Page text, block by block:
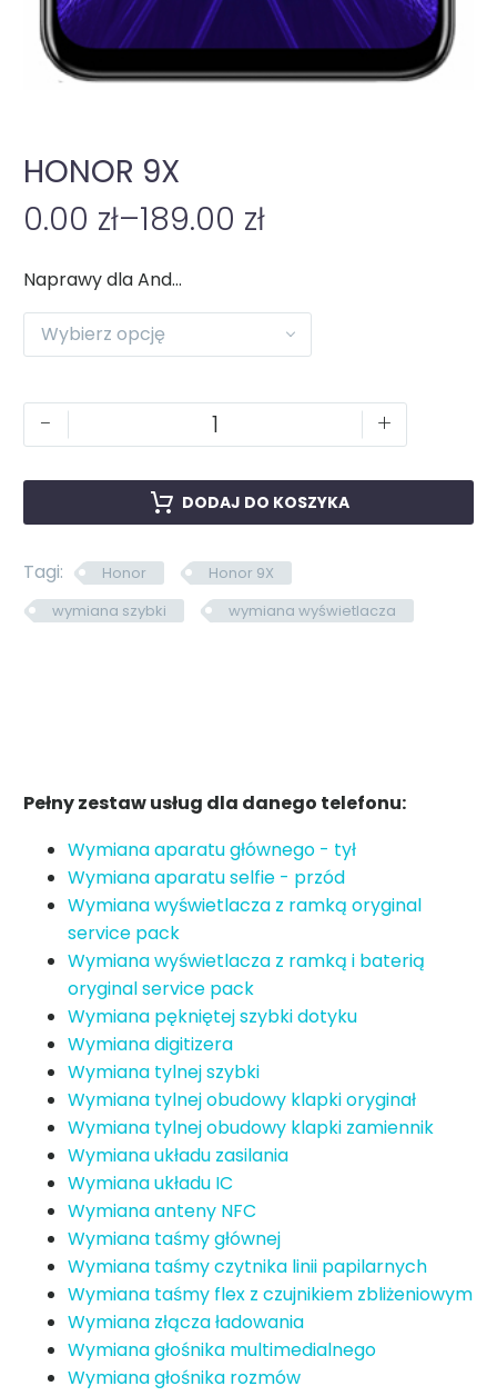
HONOR 9X
0.00 zł–189.00 zł
Naprawy dla Android
Wybierz opcję
- +
DODAJ DO KOSZYKA
Tagi: Honor
Honor 9X
wymiana szybki
wymiana wyświetlacza
Pełny zestaw usług dla danego telefonu:
Wymiana aparatu głównego - tył
Wymiana aparatu selfie - przód
Wymiana wyświetlacza z ramką oryginal
service pack
Wymiana wyświetlacza z ramką i baterią
oryginal service pack
Wymiana pękniętej szybki dotyku
Wymiana digitizera
Wymiana tylnej szybki
Wymiana tylnej obudowy klapki oryginał
Wymiana tylnej obudowy klapki zamiennik
Wymiana układu zasilania
Wymiana układu IC
Wymiana anteny NFC
Wymiana taśmy głównej
Wymiana taśmy czytnika linii papilarnych
Wymiana taśmy flex z czujnikiem zbliżeniowym
Wymiana złącza ładowania
Wymiana głośnika multimedialnego
Wymiana głośnika rozmów